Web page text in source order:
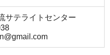
サテライトセンター